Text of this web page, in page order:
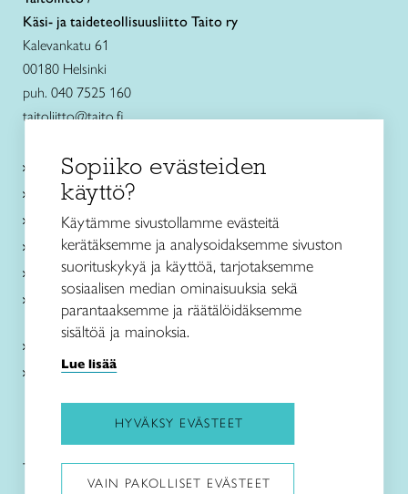
Käsi- ja taideteollisuusliitto Taito ry
Kalevankatu 61
00180 Helsinki
puh. 040 7525 160
taitoliitto@taito.fi
Käsityökurssit ja koulutus
Ajankohtaista
Käsityöohjeet
Me olemme Taito
Paikallinen toiminta
Verkkokaupat
Kirjaudu Arviin
Kirjaudu Taitocampukseen
Taitoliitto: Taito-lehti:
Sopiiko evästeiden
käyttö?
Käytämme sivustollamme evästeitä
kerätäksemme ja analysoidaksemme sivuston
suorituskykyä ja käyttöä, tarjotaksemme
sosiaalisen median ominaisuuksia sekä
parantaaksemme ja räätälöidäksemme
sisältöä ja mainoksia.
Lue lisää
HYVÄKSY EVÄSTEET
VAIN PAKOLLISET EVÄSTEET